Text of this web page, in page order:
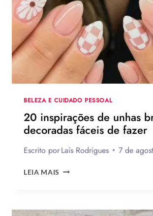
IDEIAS
DE
PRESENTES
CRIATIVOS
COM
PASSO
A
BELEZA E CUIDADO PESSOAL
20 inspirações de unhas
decoradas fáceis de fazer
Escrito porLaís Rodrigues 7 de
LEIA MAIS
BRANCAS